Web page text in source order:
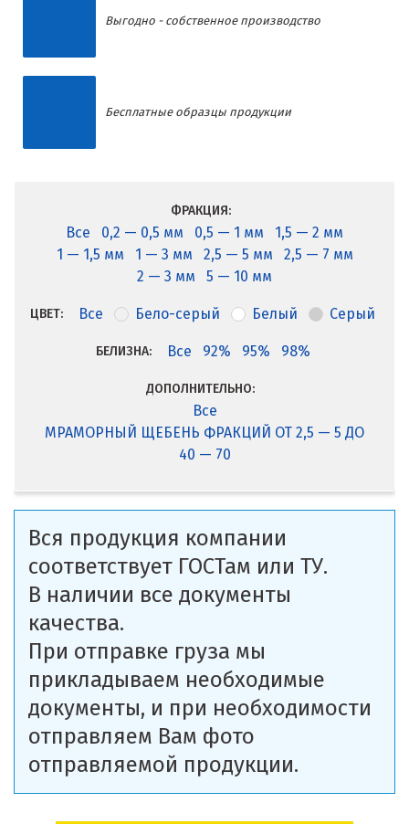
Выгодно - собственное производство
Бесплатные образцы продукции
ФРАКЦИЯ:
Все 0,2 — 0,5 мм 0,5 — 1 мм
1,5 — 2 мм
1 — 1,5 мм
1 — 3 мм 2,5 — 5 мм
2,5 — 7 мм
2 — 3 мм
5 — 10 мм
ЦВЕТ: Все Бело-серый Белый Серый
БЕЛИЗНА: Все 92% 95% 98%
ДОПОЛНИТЕЛЬНО:
Все
МРАМОРНЫЙ ЩЕБЕНЬ ФРАКЦИЙ ОТ 2,5 — 5 ДО
40 — 70
Вся продукция компании
соответствует ГОСТам или ТУ.
В наличии все документы
качества.
При отправке груза мы
прикладываем необходимые
документы, и при необходимости
отправляем Вам фото
отправляемой продукции.